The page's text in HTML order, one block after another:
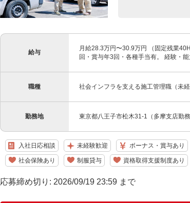
給与
月給28.3万円〜30.9万円 （固定残業
回・賞与年3回・各種手当有。 経験・
職種 社会インフラを支える施工管理職（未経
勤務地 東京都八王子市松木31-1（多摩支店勤務
入社日応相談 未経験歓迎 ボーナス・賞与あり
社会保険あり 制服貸与 資格取得支援制度あり
応募締め切り: 2026/09/19 23:59 まで